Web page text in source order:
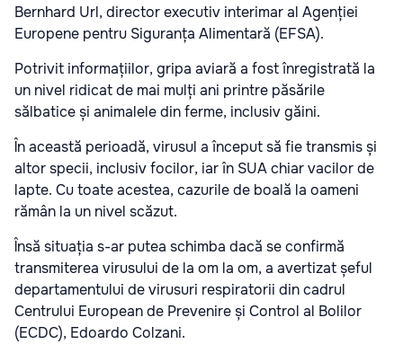
Bernhard Url, director executiv interimar al Agenției
Europene pentru Siguranța Alimentară (EFSA).
Potrivit informațiilor, gripa aviară a fost înregistrată la
un nivel ridicat de mai mulți ani printre păsările
sălbatice și animalele din ferme, inclusiv găini.
În această perioadă, virusul a început să fie transmis și
altor specii, inclusiv focilor, iar în SUA chiar vacilor de
lapte. Cu toate acestea, cazurile de boală la oameni
rămân la un nivel scăzut.
Însă situația s-ar putea schimba dacă se confirmă
transmiterea virusului de la om la om, a avertizat șeful
departamentului de virusuri respiratorii din cadrul
Centrului European de Prevenire și Control al Bolilor
(ECDC), Edoardo Colzani.